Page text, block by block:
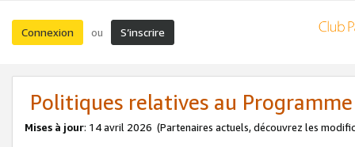
Connexion ou S’inscrire
Politiques relatives au
Mises à jour: 14 avril 2026 (Partenaires actuels, découvrez les